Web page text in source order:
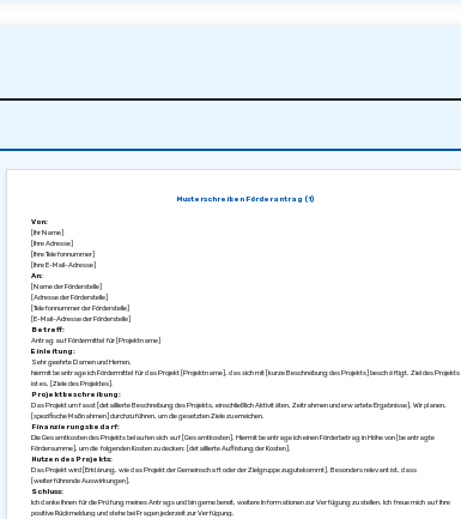
Musterschreiben Förderantrag (1)
Von:
[Ihr Name]
[Ihre Adresse]
[Ihre Telefonnummer]
[Ihre E-Mail-Adresse]
An:
[Name der Förderstelle]
[Adresse der Förderstelle]
[Telefonnummer der Förderstelle]
[E-Mail-Adresse der Förderstelle]
Betreff:
Antrag auf Fördermittel für [Projektname]
Einleitung:
Sehr geehrte Damen und Herren,
hiermit beantrage ich Fördermittel für das Projekt [Projektname], das sich mit [kurze Beschreibung des Projekts] beschäftigt. Ziel des Projekts
ist es, [Ziele des Projektes].
Projektbeschreibung:
Das Projekt umfasst [detaillierte Beschreibung des Projekts, einschließlich Aktivitäten, Zeitrahmen und erwartete Ergebnisse]. Wir planen,
[spezifische Maßnahmen] durchzuführen, um die gesetzten Ziele zu erreichen.
Finanzierungsbedarf:
Die Gesamtkosten des Projekts belaufen sich auf [Gesamtkosten]. Hiermit beantrage ich einen Förderbetrag in Höhe von [beantragte
Fördersumme], um die folgenden Kosten zu decken: [detaillierte Auflistung der Kosten].
Nutzen des Projekts:
Das Projekt wird [Erklärung, wie das Projekt der Gemeinschaft oder der Zielgruppe zugutekommt]. Besonders relevant ist, dass
[weiterführende Auswirkungen].
Schluss:
Ich danke Ihnen für die Prüfung meines Antrags und bin gerne bereit, weitere Informationen zur Verfügung zu stellen. Ich freue mich auf Ihre
positive Rückmeldung und stehe bei Fragen jederzeit zur Verfügung.